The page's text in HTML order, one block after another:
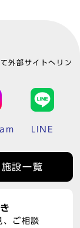
外部サイトへリン
LINE
設一覧
、ご相談